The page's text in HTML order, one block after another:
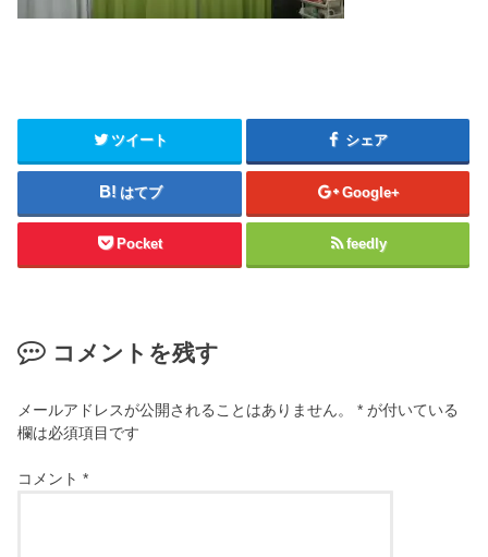
ツイート シェア
はてブ Google+
Pocket feedly
コメントを残す
メールアドレスが公開されることはありません。 * が付いている
欄は必須項目です
コメント*